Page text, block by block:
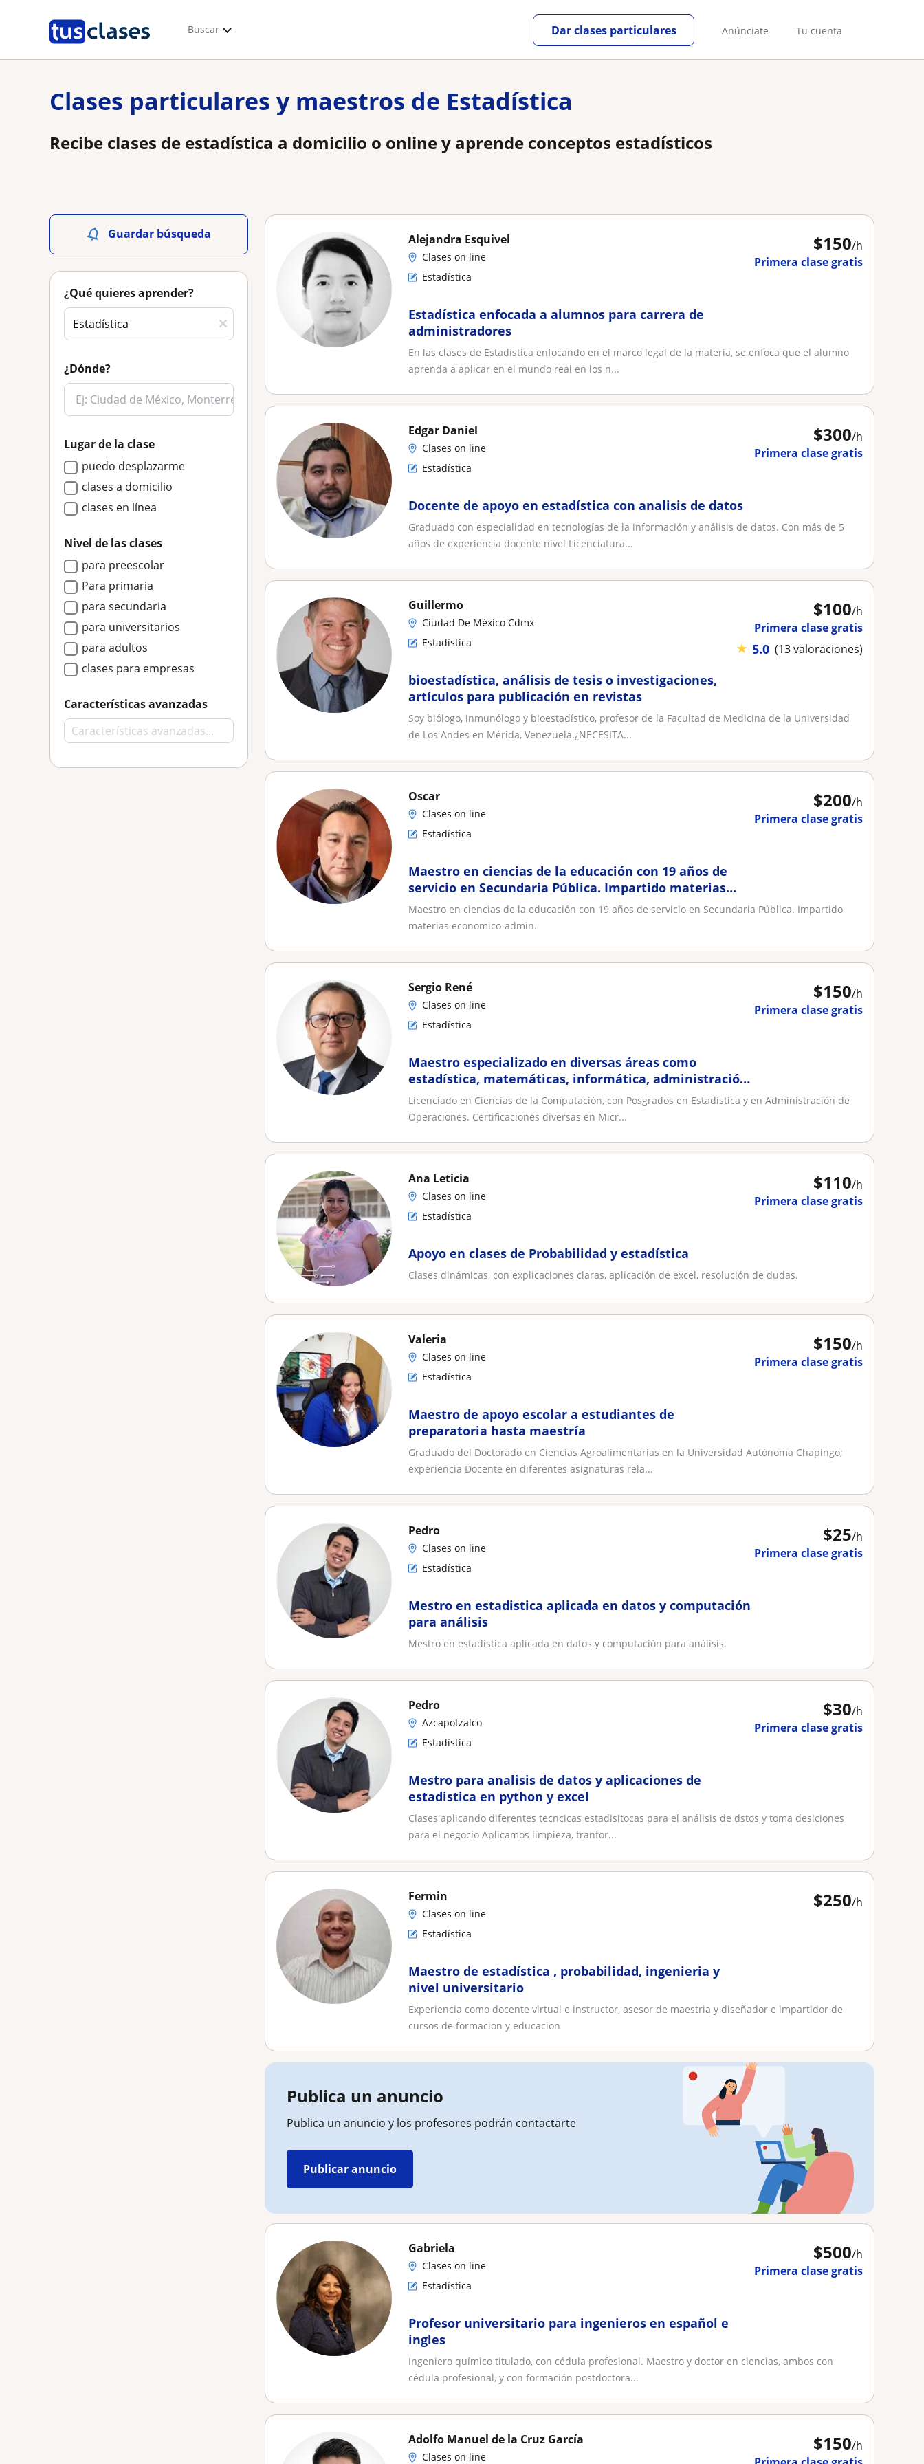
Buscar Anúnciate Tu cuenta
Dar clases particulares
Clases particulares y maestros de Estadística
Recibe clases de estadística a domicilio o online y aprende conceptos estadísticos
Guardar búsqueda
¿Qué quieres aprender?
¿Dónde?
Lugar de la clase
puedo desplazarme
clases a domicilio
clases en línea
Nivel de las clases
para preescolar
Para primaria
para secundaria
para universitarios
para adultos
clases para empresas
Características avanzadas
$150/h
Primera clase gratis
Alejandra Esquivel
Clases on line
Estadística
Estadística enfocada a alumnos para carrera de
administradores
En las clases de Estadística enfocando en el marco legal de la materia, se enfoca que el alumno
aprenda a aplicar en el mundo real en los n...
$300/h
Primera clase gratis
Edgar Daniel
Clases on line
Estadística
Docente de apoyo en estadística con analisis de datos
Graduado con especialidad en tecnologías de la información y análisis de datos. Con más de 5
años de experiencia docente nivel Licenciatura...
$100/h
Primera clase gratis
★ 5.0 (13 valoraciones)
Guillermo
Ciudad De México Cdmx
Estadística
bioestadística, análisis de tesis o investigaciones,
artículos para publicación en revistas
Soy biólogo, inmunólogo y bioestadístico, profesor de la Facultad de Medicina de la Universidad
de Los Andes en Mérida, Venezuela.¿NECESITA...
$200/h
Primera clase gratis
Oscar
Clases on line
Estadística
Maestro en ciencias de la educación con 19 años de
servicio en Secundaria Pública. Impartido materias
economico-admin
Maestro en ciencias de la educación con 19 años de servicio en Secundaria Pública. Impartido
materias economico-admin.
$150/h
Primera clase gratis
Sergio René
Clases on line
Estadística
Maestro especializado en diversas áreas como
estadística, matemáticas, informática, administración
de operaciones
Licenciado en Ciencias de la Computación, con Posgrados en Estadística y en Administración de
Operaciones. Certificaciones diversas en Micr...
$110/h
Primera clase gratis
Ana Leticia
Clases on line
Estadística
Apoyo en clases de Probabilidad y estadística
Clases dinámicas, con explicaciones claras, aplicación de excel, resolución de dudas.
$150/h
Primera clase gratis
Valeria
Clases on line
Estadística
Maestro de apoyo escolar a estudiantes de
preparatoria hasta maestría
Graduado del Doctorado en Ciencias Agroalimentarias en la Universidad Autónoma Chapingo;
experiencia Docente en diferentes asignaturas rela...
$25/h
Primera clase gratis
Pedro
Clases on line
Estadística
Mestro en estadistica aplicada en datos y computación
para análisis
Mestro en estadistica aplicada en datos y computación para análisis.
$30/h
Primera clase gratis
Pedro
Azcapotzalco
Estadística
Mestro para analisis de datos y aplicaciones de
estadistica en python y excel
Clases aplicando diferentes tecncicas estadisitocas para el análisis de dstos y toma desiciones
para el negocio Aplicamos limpieza, tranfor...
$250/h
Fermin
Clases on line
Estadística
Maestro de estadística , probabilidad, ingenieria y
nivel universitario
Experiencia como docente virtual e instructor, asesor de maestria y diseñador e impartidor de
cursos de formacion y educacion
Publica un anuncio
Publica un anuncio y los profesores podrán contactarte
Publicar anuncio
$500/h
Primera clase gratis
Gabriela
Clases on line
Estadística
Profesor universitario para ingenieros en español e
ingles
Ingeniero químico titulado, con cédula profesional. Maestro y doctor en ciencias, ambos con
cédula profesional, y con formación postdoctora...
$150/h
Adolfo Manuel de la Cruz García
Clases on line